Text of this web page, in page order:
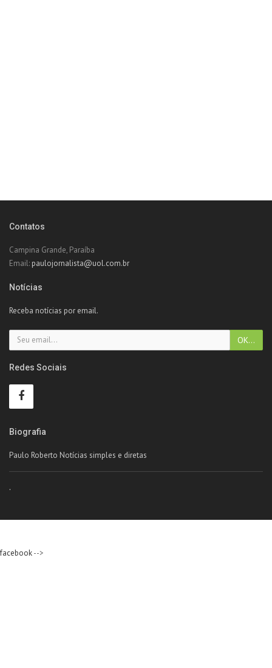
Contatos
Campina Grande, Paraíba
Email: paulojornalista@uol.com.br
Notícias
Receba notícias por email.
Redes Sociais
Biografia
Paulo Roberto Notícias simples e diretas
.
facebook-->